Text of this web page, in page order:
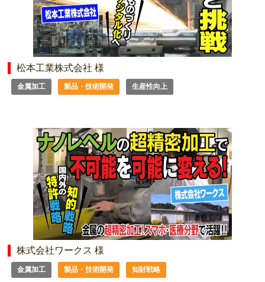
松本工業株式会社 様
金属加工 製品・技術開発 生産性向上
株式会社ワークス 様
金属加工 製品・技術開発 知財戦略